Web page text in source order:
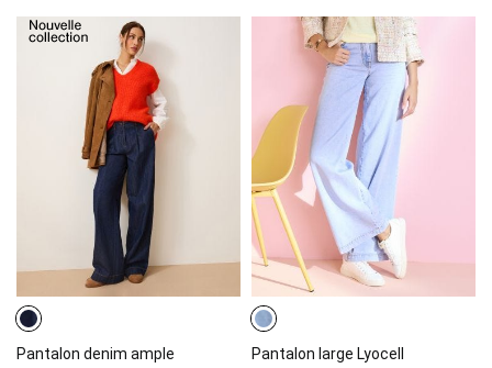
Pantalon denim ample
Pantalon large Lyocell